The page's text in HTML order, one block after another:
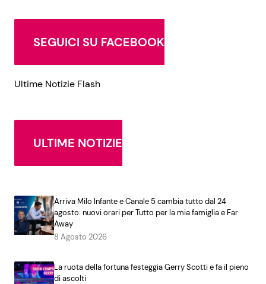
SEGUICI SU FACEBOOK
Ultime Notizie Flash
ULTIME NOTIZIE
Arriva Milo Infante e Canale 5 cambia tutto dal 24
agosto: nuovi orari per Tutto per la mia famiglia e Far
Away
8 Agosto 2026
La ruota della fortuna festeggia Gerry Scotti e fa il pieno
di ascolti